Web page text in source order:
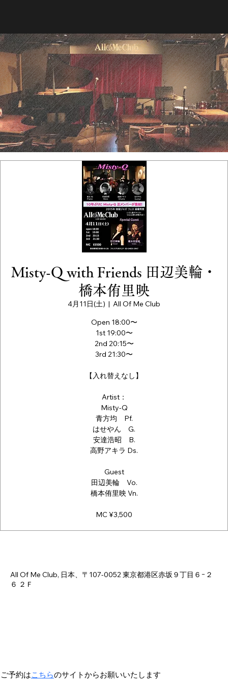
ご予約はこちらのサイトからお願いいたします
Misty-Q with Friends 田辺美輪・
橋本侑里映
4月11日(土)
  |
All Of Me Club
Open 18:00〜
1st 19:00〜
2nd 20:15〜
3rd 21:30〜
【入れ替えなし】
Artist：
Misty-Q
青方均 Pf.
はせやん G.
安達浩昭 B.
高野アキラ Ds.
Guest
田辺美輪 Vo.
橋本侑里映 Vn.
MC ¥3,500
All Of Me Club, 日本、〒107-0052 東京都港区赤坂９丁目６−２
６ ２Ｆ